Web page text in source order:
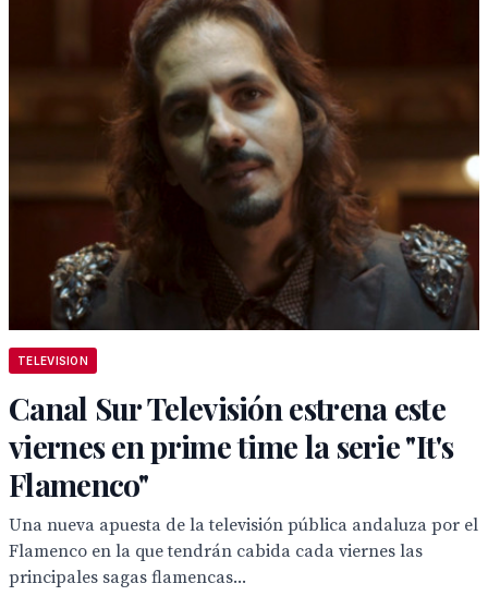
TELEVISION
Canal Sur Televisión estrena este
viernes en prime time la serie "It's
Flamenco"
Una nueva apuesta de la televisión pública andaluza por el
Flamenco en la que tendrán cabida cada viernes las
principales sagas flamencas...